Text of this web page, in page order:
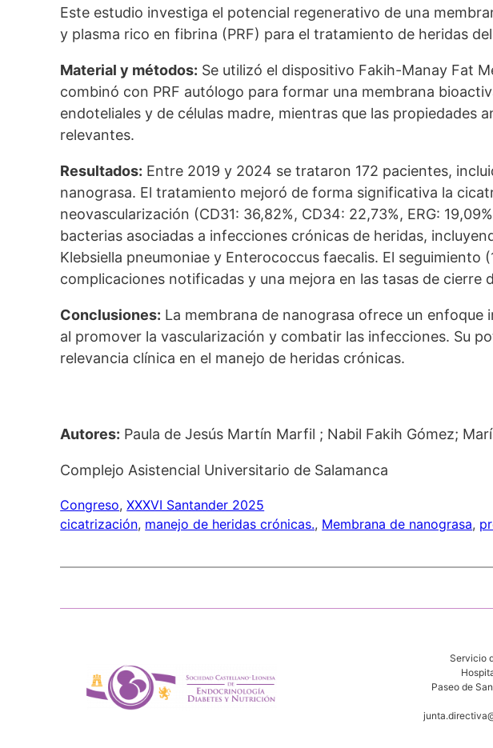
Este estudio investiga el potencial regenerativo de una
y plasma rico en fibrina (PRF) para el tratamiento de heridas
Material y métodos: Se utilizó el dispositivo Fakih-Manay Fat
combinó con PRF autólogo para formar una membrana
endoteliales y de células madre, mientras que las
relevantes.
Resultados: Entre 2019 y 2024 se trataron 172 pacientes,
nanograsa. El tratamiento mejoró de forma significativa la
neovascularización (CD31: 36,82%, CD34: 22,73%, ERG:
bacterias asociadas a infecciones crónicas de heridas,
Klebsiella pneumoniae y Enterococcus faecalis. El
complicaciones notificadas y una mejora en las tasas de cierre
Conclusiones: La membrana de nanograsa ofrece un
al promover la vascularización y combatir las infecciones. Su
relevancia clínica en el manejo de heridas crónicas.
Autores: Paula de Jesús Martín Marfil ; Nabil Fakih Gómez;
Complejo Asistencial Universitario de Salamanca
Congreso, XXXVI Santander 2025
cicatrización, manejo de heridas crónicas., Membrana de nanograsa,
Servicio
Paseo de